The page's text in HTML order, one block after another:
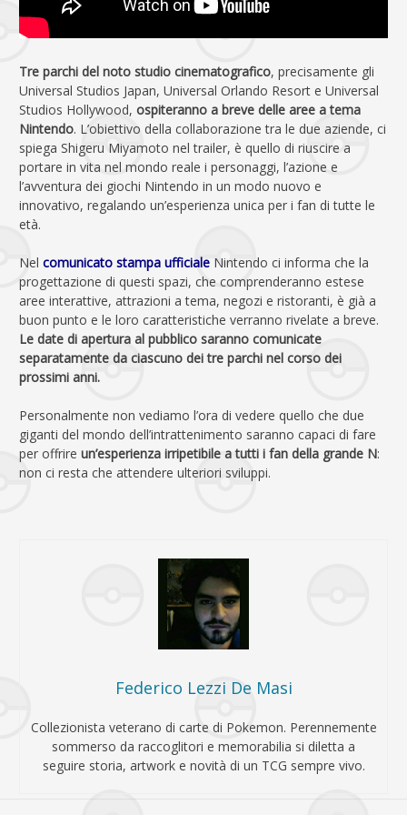
Tre parchi del noto studio cinematografico, precisamente gli
Universal Studios Japan, Universal Orlando Resort e Universal
Studios Hollywood, ospiteranno a breve delle aree a tema
Nintendo. L’obiettivo della collaborazione tra le due aziende, ci
spiega Shigeru Miyamoto nel trailer, è quello di riuscire a
portare in vita nel mondo reale i personaggi, l’azione e
l’avventura dei giochi Nintendo in un modo nuovo e
innovativo, regalando un’esperienza unica per i fan di tutte le
età.
Nel comunicato stampa ufficiale Nintendo ci informa che la
progettazione di questi spazi, che comprenderanno estese
aree interattive, attrazioni a tema, negozi e ristoranti, è già a
buon punto e le loro caratteristiche verranno rivelate a breve.
Le date di apertura al pubblico saranno comunicate
separatamente da ciascuno dei tre parchi nel corso dei
prossimi anni.
Personalmente non vediamo l’ora di vedere quello che due
giganti del mondo dell’intrattenimento saranno capaci di fare
per offrire un’esperienza irripetibile a tutti i fan della grande N:
non ci resta che attendere ulteriori sviluppi.
Federico Lezzi De Masi
Collezionista veterano di carte di Pokemon. Perennemente
sommerso da raccoglitori e memorabilia si diletta a
seguire storia, artwork e novità di un TCG sempre vivo.